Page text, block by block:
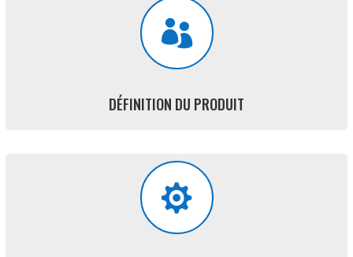

DÉFINITION DU PRODUIT
